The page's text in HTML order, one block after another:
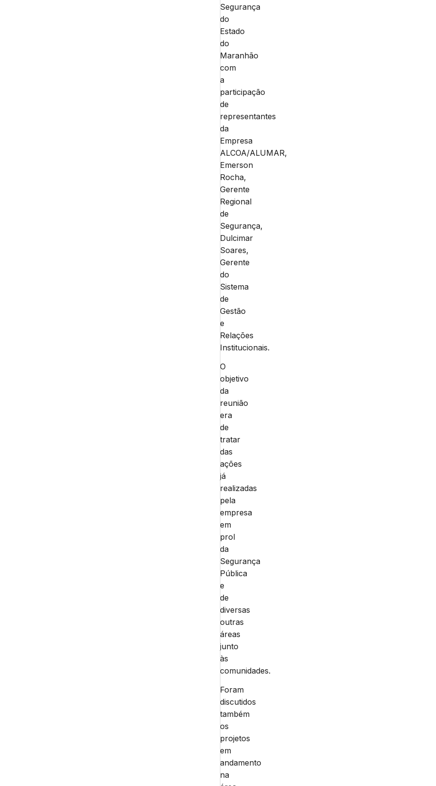
Segurança
do
Estado
do
Maranhão
com
a
participação
de
representantes
da
Empresa
ALCOA/ALUMAR,
Emerson
Rocha,
Gerente
Regional
de
Segurança,
Dulcimar
Soares,
Gerente
do
Sistema
de
Gestão
e
Relações
Institucionais.
O
objetivo
da
reunião
era
de
tratar
das
ações
já
realizadas
pela
empresa
em
prol
da
Segurança
Pública
e
de
diversas
outras
áreas
junto
às
comunidades.
Foram
discutidos
também
os
projetos
em
andamento
na